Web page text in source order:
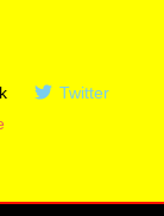
Twitter